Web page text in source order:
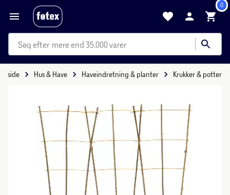
0
mere end 35.000 varer
Hus & Have Haveindretning & planter Krukker & potter